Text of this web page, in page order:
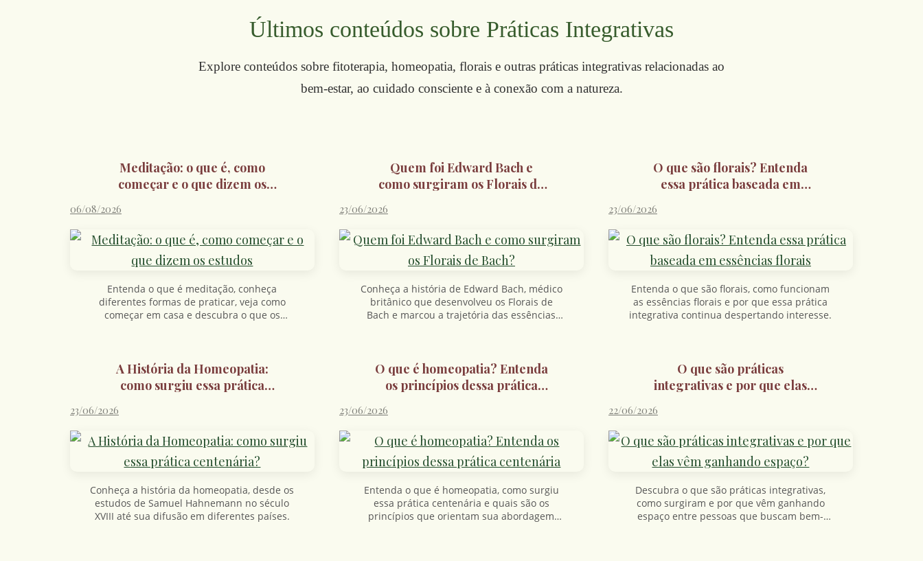
Últimos conteúdos sobre Práticas Integrativas
Explore conteúdos sobre fitoterapia, homeopatia, florais e outras práticas integrativas relacionadas ao
bem-estar, ao cuidado consciente e à conexão com a natureza.
Meditação: o que é, como
começar e o que dizem os
06/08/2026
Entenda o que é meditação, conheça
diferentes formas de praticar, veja como
começar em casa e descubra o que os
Quem foi Edward Bach e
como surgiram os Florais de
23/06/2026
Conheça a história de Edward Bach, médico
britânico que desenvolveu os Florais de
Bach e marcou a trajetória das essências
O que são florais? Entenda
essa prática baseada em
23/06/2026
Entenda o que são florais, como funcionam
as essências florais e por que essa prática
integrativa continua despertando interesse.
A História da Homeopatia:
como surgiu essa prática
23/06/2026
Conheça a história da homeopatia, desde os
estudos de Samuel Hahnemann no século
XVIII até sua difusão em diferentes países.
O que é homeopatia? Entenda
os princípios dessa prática
23/06/2026
Entenda o que é homeopatia, como surgiu
essa prática centenária e quais são os
princípios que orientam sua abordagem
O que são práticas
integrativas e por que elas
22/06/2026
Descubra o que são práticas integrativas,
como surgiram e por que vêm ganhando
espaço entre pessoas que buscam bem-